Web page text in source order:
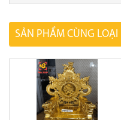
SẢN PHẨM CÙNG LOẠI